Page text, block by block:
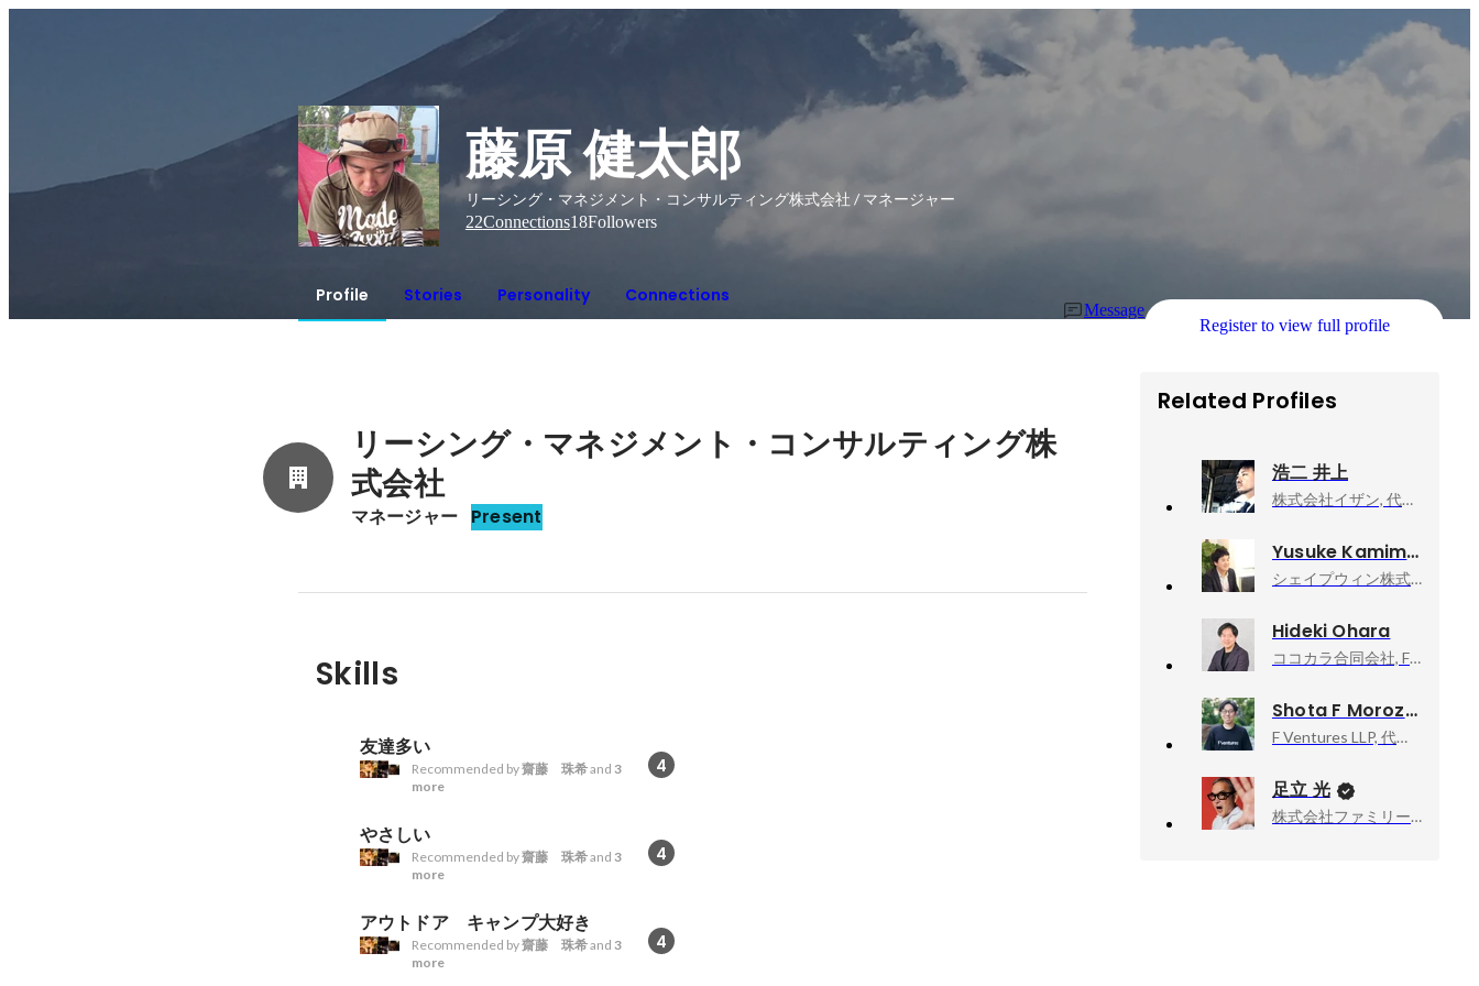
藤原 健太郎
リーシング・マネジメント・コンサルティング株式会社 / マネージャー
22Connections18Followers
Profile Stories Personality Connections
Message
Register to view full profile
リーシング・マネジメント・コンサルティング株
式会社
マネージャー Present
Skills
友達多い
4
Recommended by齋藤 珠希and 3
more
やさしい
4
Recommended by齋藤 珠希and 3
more
アウトドア キャンプ大好き
4
Recommended by齋藤 珠希and 3
more
Related Profiles
浩二 井上
株式会社イザン, 代表取締役
Yusuke Kamimura
シェイプウィン株式会社, 代表取締役
Hideki Ohara
ココカラ合同会社, Founder, CEO
Shota F Morozumi
F Ventures LLP, 代表パートナー
足立 光
株式会社ファミリーマート, チーフ・マーケティング・オフィサー（CMO）